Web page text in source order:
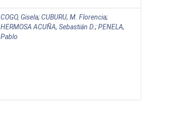
COGO, Gisela;CUBURU, M. Florencia;
HERMOSA ACUÑA, Sebastián D.;PENELA,
Pablo